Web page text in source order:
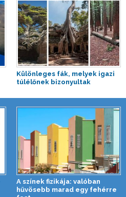
Különleges fák, melyek igazi
túlélőnek bizonyultak
A színek fizikája: valóban
hűvösebb marad egy fehérre